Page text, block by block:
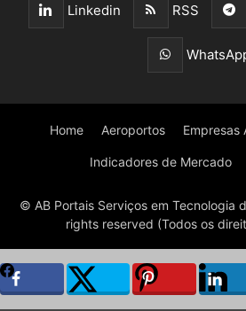
Linkedin RSS
Home Aeroportos Empresas
Indicadores de Mercado
© AB Portais Serviços em Tecnologia
rights reserved (Todos os